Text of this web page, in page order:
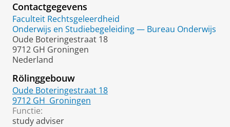
Contactgegevens
Faculteit Rechtsgeleerdheid
Onderwijs en Studiebegeleiding — Bureau Onderwijs
Oude Boteringestraat 18
9712 GH Groningen
Nederland
Rölinggebouw
Oude Boteringestraat 18
9712 GH Groningen
Functie:
study adviser